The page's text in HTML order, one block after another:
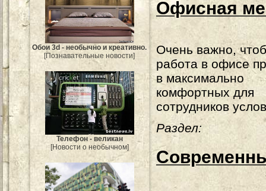
Обои 3d - необычно и креативно.
[Познавательные новости]
Телефон - великан
[Новости о необычном]
Офисная
Очень важно,
работа в офисе
в максимально
комфортных для
сотрудников
Раздел: